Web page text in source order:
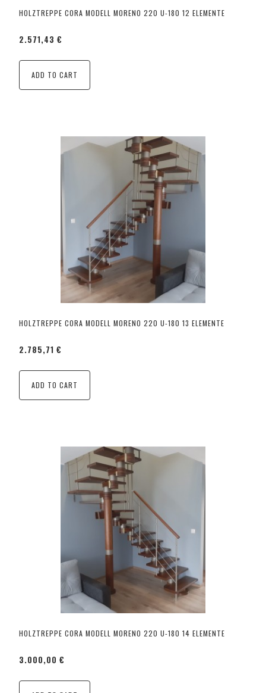
HOLZTREPPE CORA MODELL MORENO 220 U-180 12 ELEMENTE
2.571,43 €
ADD TO CART
HOLZTREPPE CORA MODELL MORENO 220 U-180 13 ELEMENTE
2.785,71 €
ADD TO CART
HOLZTREPPE CORA MODELL MORENO 220 U-180 14 ELEMENTE
3.000,00 €